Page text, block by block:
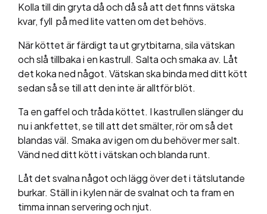
Kolla till din gryta då och då så att det finns vätska
kvar, fyll på med lite vatten om det behövs.
När köttet är färdigt ta ut grytbitarna, sila vätskan
och slå tillbaka i en kastrull. Salta och smaka av. Låt
det koka ned något. Vätskan ska binda med ditt kött
sedan så se till att den inte är alltför blöt.
Ta en gaffel och tråda köttet. I kastrullen slänger du
nu i ankfettet, se till att det smälter, rör om så det
blandas väl. Smaka av igen om du behöver mer salt.
Vänd ned ditt kött i vätskan och blanda runt.
Låt det svalna något och lägg över det i tätslutande
burkar. Ställ in i kylen när de svalnat och ta fram en
timma innan servering och njut.